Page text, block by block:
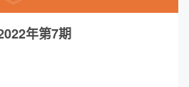
年第7期